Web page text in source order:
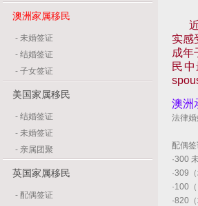
澳洲家属移民
- 未婚签证
- 结婚签证
- 子女签证
美国家属移民
- 结婚签证
- 未婚签证
- 亲属团聚
英国家属移民
- 配偶签证
实感
成年
民
澳洲
法律
配偶签
·300
·309
·100
·820